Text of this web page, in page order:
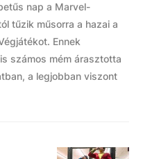
nap a Marvel-
tűzik műsorra a hazai a
Ennek
számos mém árasztotta
a legjobban viszont